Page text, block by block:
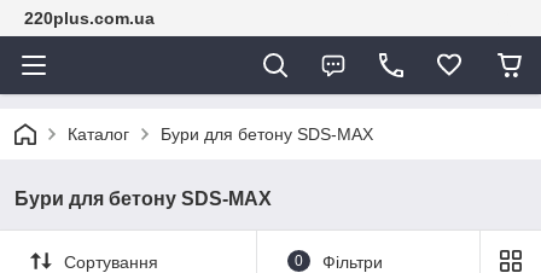
220plus.com.ua
Каталог Бури для бетону SDS-MAX
Бури для бетону SDS-MAX
Сортування 0 Фільтри